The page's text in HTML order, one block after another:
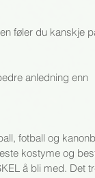
føler du kanskje
anledning enn
fotball og
kostyme og
å bli med. Det